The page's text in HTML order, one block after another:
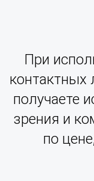
При
контактных
получаете
зрения и
по